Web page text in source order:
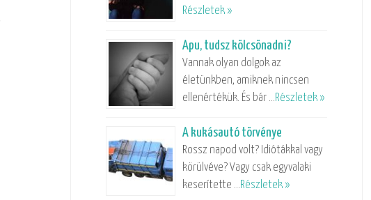
Részletek »
Apu, tudsz kölcsönadni?
Vannak olyan dolgok az
életünkben, amiknek nincsen
ellenértékük. És bár …Részletek »
A kukásautó törvénye
Rossz napod volt? Idiótákkal vagy
körülvéve? Vagy csak egyvalaki
keserítette …Részletek »